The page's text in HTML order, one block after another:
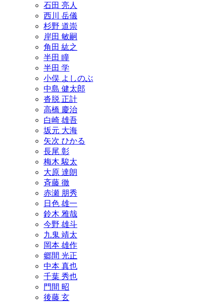
石田 亮人
西川 岳儀
杉野 道崇
岸田 敏嗣
角田 紘之
半田 瞳
半田 学
小俣 よしのぶ
中島 健太郎
沓脱 正計
高橋 慶治
白崎 雄吾
坂元 大海
矢次 ひかる
長尾 彰
梅木 駿太
大原 達朗
斉藤 徹
赤瀬 朋秀
日色 雄一
鈴木 雅哉
今野 雄斗
九鬼 靖太
岡本 雄作
郷間 光正
中本 真也
千葉 秀也
門間 昭
後藤 玄